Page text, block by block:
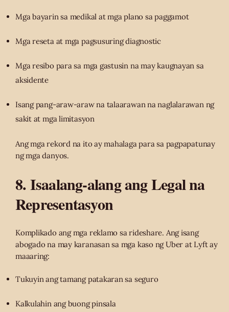
Mga bayarin sa medikal at mga plano sa paggamot
Mga reseta at mga pagsusuring diagnostic
Mga resibo para sa mga gastusin na may kaugnayan sa
aksidente
Isang pang-araw-araw na talaarawan na naglalarawan ng
sakit at mga limitasyon
Ang mga rekord na ito ay mahalaga para sa pagpapatunay
ng mga danyos.
8. Isaalang-alang ang Legal na
Representasyon
Komplikado ang mga reklamo sa rideshare. Ang isang
abogado na may karanasan sa mga kaso ng Uber at Lyft ay
maaaring:
Tukuyin ang tamang patakaran sa seguro
Kalkulahin ang buong pinsala